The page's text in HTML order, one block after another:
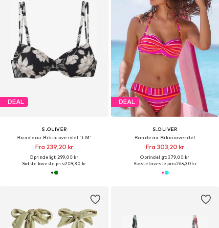
DEAL
S.OLIVER
Bandeau Bikinioverdel 'LM'
Fra 239,20 kr
Oprindeligt: 299,00 kr
Sidste laveste pris:209,30 kr
DEAL
S.OLIVER
Bandeau Bikinioverdel
Fra 303,20 kr
Oprindeligt: 379,00 kr
Sidste laveste pris:265,30 kr